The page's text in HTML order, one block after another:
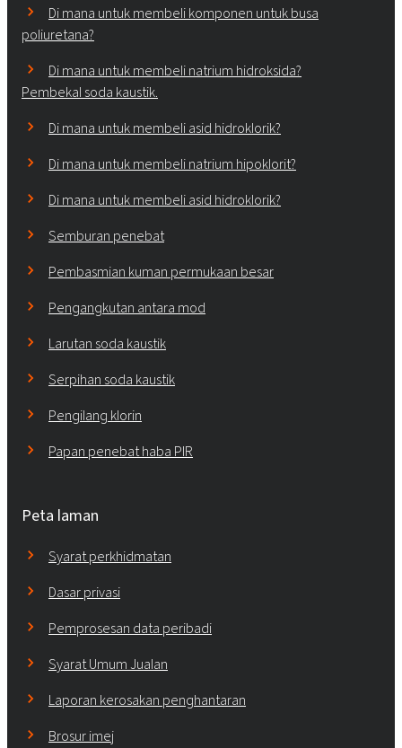
Di mana untuk membeli komponen untuk busa
poliuretana?
Di mana untuk membeli natrium hidroksida?
Pembekal soda kaustik.
Di mana untuk membeli asid hidroklorik?
Di mana untuk membeli natrium hipoklorit?
Di mana untuk membeli asid hidroklorik?
Semburan penebat
Pembasmian kuman permukaan besar
Pengangkutan antara mod
Larutan soda kaustik
Serpihan soda kaustik
Pengilang klorin
Papan penebat haba PIR
Peta laman
Syarat perkhidmatan
Dasar privasi
Pemprosesan data peribadi
Syarat Umum Jualan
Laporan kerosakan penghantaran
Brosur imej